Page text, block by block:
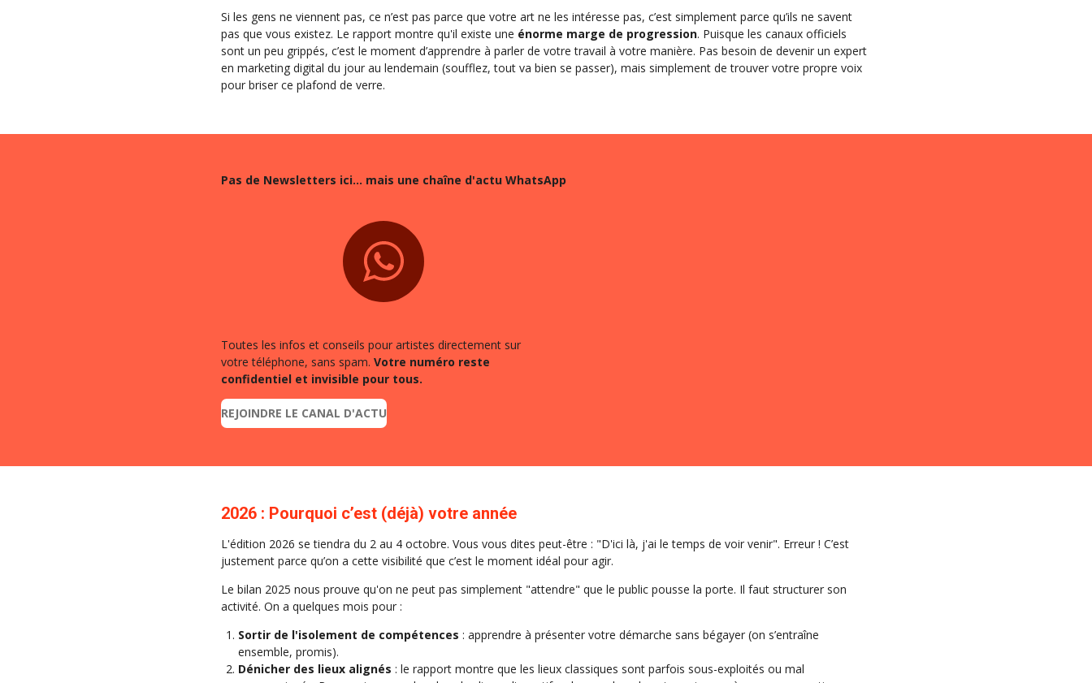
Si les gens ne viennent pas, ce n’est pas parce que votre art ne les intéresse pas, c’est simplement parce qu’ils ne savent
pas que vous existez. Le rapport montre qu'il existe une énorme marge de progression. Puisque les canaux officiels
sont un peu grippés, c’est le moment d’apprendre à parler de votre travail à votre manière. Pas besoin de devenir un expert
en marketing digital du jour au lendemain (soufflez, tout va bien se passer), mais simplement de trouver votre propre voix
pour briser ce plafond de verre.
Pas de Newsletters ici... mais une chaîne d'actu WhatsApp
Toutes les infos et conseils pour artistes directement sur
votre téléphone, sans spam. Votre numéro reste
confidentiel et invisible pour tous.
REJOINDRE LE CANAL D'ACTU
2026 : Pourquoi c’est (déjà) votre année
L'édition 2026 se tiendra du 2 au 4 octobre. Vous vous dites peut-être : "D'ici là, j'ai le temps de voir venir". Erreur ! C’est
justement parce qu’on a cette visibilité que c’est le moment idéal pour agir.
Le bilan 2025 nous prouve qu'on ne peut pas simplement "attendre" que le public pousse la porte. Il faut structurer son
activité. On a quelques mois pour :
Sortir de l'isolement de compétences : apprendre à présenter votre démarche sans bégayer (on s’entraîne
ensemble, promis).
Dénicher des lieux alignés : le rapport montre que les lieux classiques sont parfois sous-exploités ou mal